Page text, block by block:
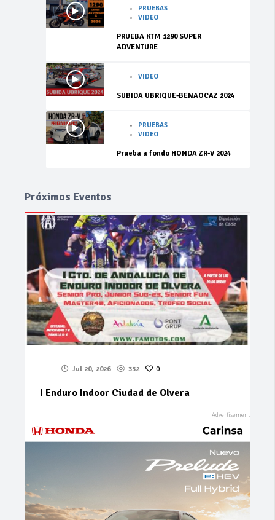
PRUEBAS
VIDEO
PRUEBA KTM 1290 SUPER
ADVENTURE
VIDEO
SUBIDA UBRIQUE-BENAOCAZ 2024
PRUEBAS
VIDEO
Prueba a fondo HONDA ZR-V 2024
Próximos Eventos
Jul 20, 2026 352 0
I Enduro Indoor Ciudad de Olvera